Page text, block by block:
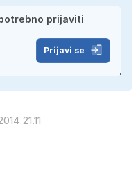
Prijavi se
21.11